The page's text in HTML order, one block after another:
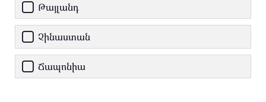
Թայլանդ
Չինաստան
Ճապոնիա